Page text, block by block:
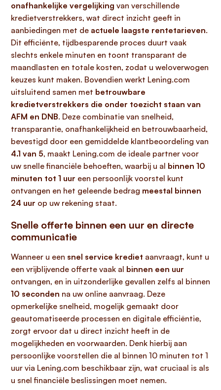
onafhankelijke vergelijking van verschillende
kredietverstrekkers, wat direct inzicht geeft in
aanbiedingen met de actuele laagste rentetarieven.
Dit efficiënte, tijdbesparende proces duurt vaak
slechts enkele minuten en toont transparant de
maandlasten en totale kosten, zodat u weloverwogen
keuzes kunt maken. Bovendien werkt Lening.com
uitsluitend samen met betrouwbare
kredietverstrekkers die onder toezicht staan van
AFM en DNB. Deze combinatie van snelheid,
transparantie, onafhankelijkheid en betrouwbaarheid,
bevestigd door een gemiddelde klantbeoordeling van
4.1 van 5, maakt Lening.com de ideale partner voor
uw snelle financiële behoeften, waarbij u al binnen 10
minuten tot 1 uur een persoonlijk voorstel kunt
ontvangen en het geleende bedrag meestal binnen
24 uur op uw rekening staat.
Snelle offerte binnen een uur en directe
communicatie
Wanneer u een snel service krediet aanvraagt, kunt u
een vrijblijvende offerte vaak al binnen een uur
ontvangen, en in uitzonderlijke gevallen zelfs al binnen
10 seconden na uw online aanvraag. Deze
opmerkelijke snelheid, mogelijk gemaakt door
geautomatiseerde processen en digitale efficiëntie,
zorgt ervoor dat u direct inzicht heeft in de
mogelijkheden en voorwaarden. Denk hierbij aan
persoonlijke voorstellen die al binnen 10 minuten tot 1
uur via Lening.com beschikbaar zijn, wat cruciaal is als
u snel financiële beslissingen moet nemen.